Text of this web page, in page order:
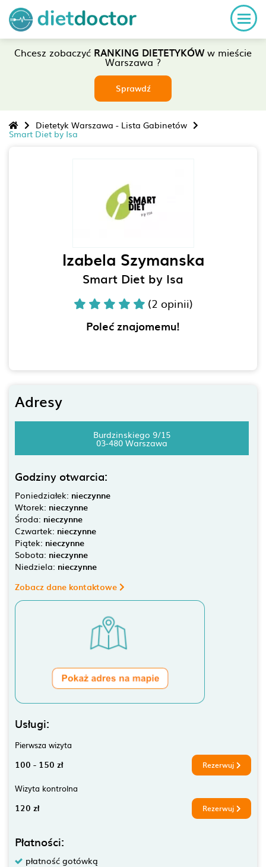
Chcesz zobaczyć RANKING DIETETYKÓWw mieście
Warszawa ?
Sprawdź
Dietetyk Warszawa - Lista Gabinetów
Smart Diet by Isa
Izabela Szymanska
Smart Diet by Isa
(2 opinii)
Poleć znajomemu!
Adresy
Burdzinskiego 9/15
03-480 Warszawa
Godziny otwarcia:
Poniedziałek: nieczynne
Wtorek: nieczynne
Środa: nieczynne
Czwartek: nieczynne
Piątek: nieczynne
Sobota: nieczynne
Niedziela: nieczynne
Zobacz dane kontaktowe
Usługi:
Pierwsza wizyta
100 - 150 zł Rezerwuj
Wizyta kontrolna
120 zł Rezerwuj
Płatności:
płatność gotówką